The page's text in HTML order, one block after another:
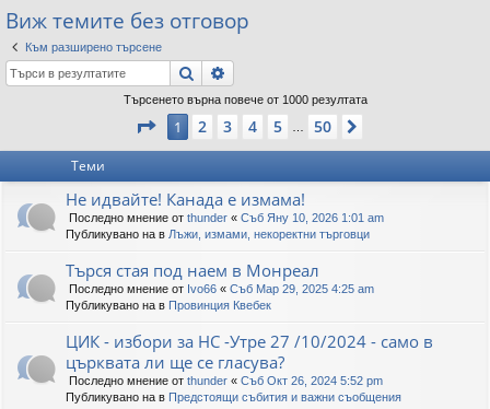
и
вр
ъз
Виж темите без отговор
Към разширено търсене
Търсене
Търсенето върна повече от 1000 резултата
Страница от 50
1 2 3 4 5 50
Теми
Не идвайте! Канада е измама!
Последно мнение от thunder « Съб Яну 10, 2026 1:01 am
Публикувано на в Лъжи, измами, некоректни търговци
Търся стая под наем в Монреал
Последно мнение от Ivo66 « Съб Мар 29, 2025 4:25 am
Публикувано на в Провинция Квебек
ЦИК - избори за НС -Утре 27 /10/2024 - само в
църквата ли ще се гласува?
Последно мнение от thunder « Съб Окт 26, 2024 5:52 pm
Публикувано на в Предстоящи събития и важни съобщения